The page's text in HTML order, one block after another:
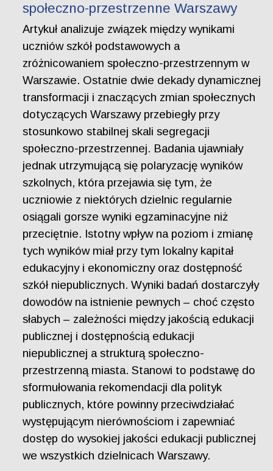
społeczno-przestrzenne Warszawy
Artykuł analizuje związek między wynikami
uczniów szkół podstawowych a
zróżnicowaniem społeczno-przestrzennym w
Warszawie. Ostatnie dwie dekady dynamicznej
transformacji i znaczących zmian społecznych
dotyczących Warszawy przebiegły przy
stosunkowo stabilnej skali segregacji
społeczno-przestrzennej. Badania ujawniały
jednak utrzymującą się polaryzację wyników
szkolnych, która przejawia się tym, że
uczniowie z niektórych dzielnic regularnie
osiągali gorsze wyniki egzaminacyjne niż
przeciętnie. Istotny wpływ na poziom i zmianę
tych wyników miał przy tym lokalny kapitał
edukacyjny i ekonomiczny oraz dostępność
szkół niepublicznych. Wyniki badań dostarczyły
dowodów na istnienie pewnych – choć często
słabych – zależności między jakością edukacji
publicznej i dostępnością edukacji
niepublicznej a strukturą społeczno-
przestrzenną miasta. Stanowi to podstawę do
sformułowania rekomendacji dla polityk
publicznych, które powinny przeciwdziałać
występującym nierównościom i zapewniać
dostęp do wysokiej jakości edukacji publicznej
we wszystkich dzielnicach Warszawy.